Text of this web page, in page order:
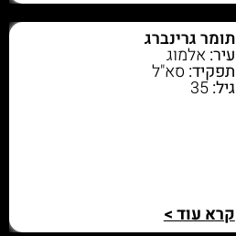
תומר גרינברג
עיר: אלמוג
תפקיד: סא"ל
גיל:35
קרא עוד >